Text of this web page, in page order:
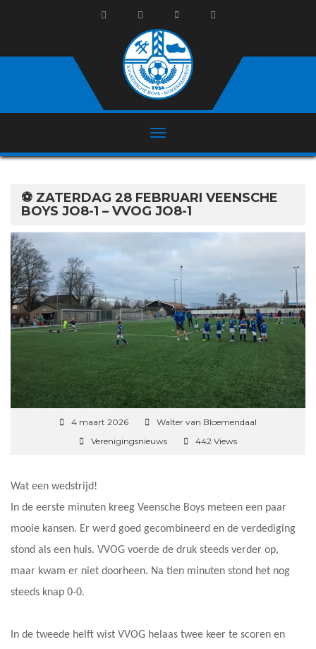
⚽ ZATERDAG 28 FEBRUARI VEENSCHE
BOYS JO8-1 – VVOG JO8-1
4 maart 2026
Walter van Bloemendaal
Verenigingsnieuws
442 Views
Wat een wedstrijd!
In de eerste minuten kreeg Veensche Boys meteen een paar
mooie kansen. Er werd goed gecombineerd en de verdediging
stond als een huis. VVOG voerde de druk steeds verder op,
maar kwam er niet doorheen. Na tien minuten stond het nog
steeds knap 0-0.
In de tweede helft wist VVOG helaas twee keer te scoren en